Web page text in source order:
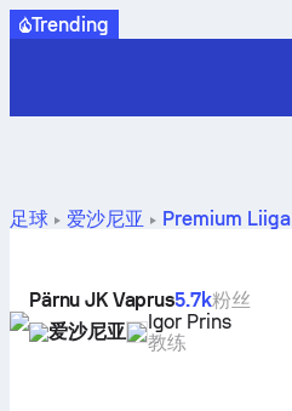
Trending
足球 爱沙尼亚 Premium Liiga
Pärnu JK Vaprus5.7k粉丝
爱沙尼亚
Igor Prins
教练